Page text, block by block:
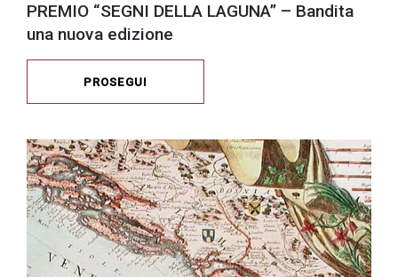
PREMIO “SEGNI DELLA LAGUNA” – Bandita
una nuova edizione
PROSEGUI